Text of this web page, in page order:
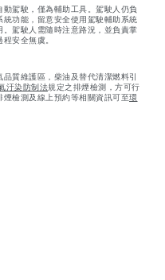
駕駛，僅為輔助工具。駕駛人仍負
功能，留意安全使用駕駛輔助系統
駕駛人需隨時注意路況，並負責掌
安全無虞。
質維護區，柴油及替代清潔燃料引
汙染防制法規定之排煙檢測，方可行
檢測及線上預約等相關資訊可至環